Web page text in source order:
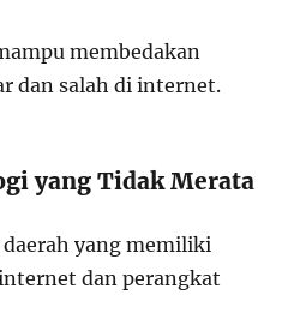
membedakan
dan salah di internet.
yang Tidak Merata
daerah yang memiliki
dan perangkat